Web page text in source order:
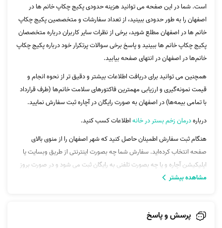
است. شما در این صفحه می توانید هزینه حدودی پکیج چکاپ خانم ها در
اصفهان را به طور حدودی ببینید، از تعداد سفارشات و متخصصین پکیج چکاپ
خانم ها در اصفهان مطلع شوید، برخی از نظرات سایر کاربران درباره متخصصان
پکیج چکاپ خانم ها ببینید و پاسخ برخی سوالات پرتکرار خود درباره پکیج چکاپ
خانم‌ها در اصفهان در انتهای صفحه بیابید.
همچنین می توانید برای دریافت اطلاعات بیشتر و دقیق تر از نحوه انجام و
قیمت نمونه‌گیری و ارزیابی مهمترین فاکتورهای سلامت خانم‌ها (طرف قرارداد
با تمامی بیمه‌ها) در اصفهان به صورت رایگان در آچاره ثبت سفارش نمایید.
دربارهدرمان زخم بستر در خانهاطلاعات کسب کنید.
هنگام ثبت سفارش اطمینان حاصل کنید که شهر اصفهان را از منوی بالای
صفحه انتخاب کرده‌اید. سفارش شما چه بصورت اینترنتی از طریق وبسایت یا
اپلیکیشن آچاره و یا چه بصورت تلفنی به رایگان ثبت می شود و در صورت بروز
هر گونه مشکل نیز پشتیبانی آچاره همواره در کنار شماست.
آزمایش ادرار، آزمایش، آزمایش قند،چکاپ و... می‌توانید با پشتیبانی آچاره
تماس بگیرید.
مشاهده بیشتر
پرسش و پاسخ